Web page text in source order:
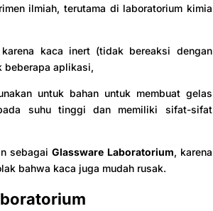
ilmiah, terutama di laboratorium kimia
kaca inert (tidak bereaksi dengan
beberapa aplikasi,
untuk bahan untuk membuat gelas
suhu tinggi dan memiliki sifat-sifat
sebagaiGlassware Laboratorium, karena
bahwa kaca juga mudah rusak.